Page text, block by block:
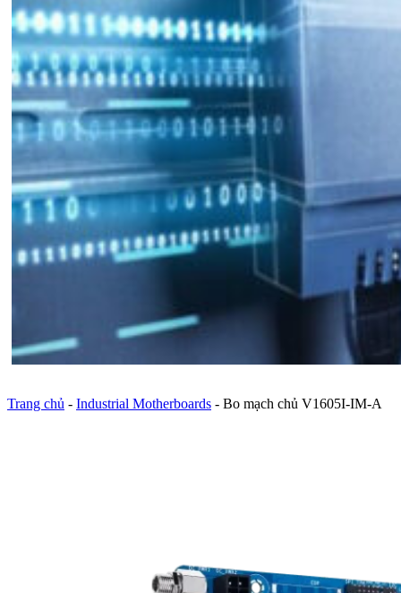
Trang chủ - Industrial Motherboards - Bo mạch chủ V1605I-IM-A